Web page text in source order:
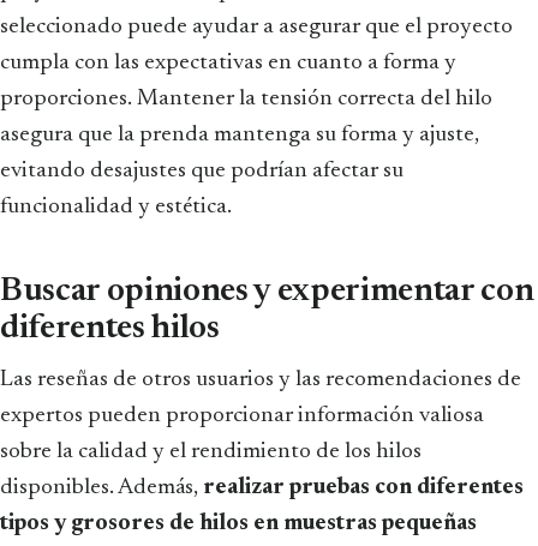
seleccionado puede ayudar a asegurar que el proyecto
cumpla con las expectativas en cuanto a forma y
proporciones. Mantener la tensión correcta del hilo
asegura que la prenda mantenga su forma y ajuste,
evitando desajustes que podrían afectar su
funcionalidad y estética.
Buscar opiniones y experimentar con
diferentes hilos
Las reseñas de otros usuarios y las recomendaciones de
expertos pueden proporcionar información valiosa
sobre la calidad y el rendimiento de los hilos
disponibles. Además, realizar pruebas con diferentes
tipos y grosores de hilos en muestras pequeñas